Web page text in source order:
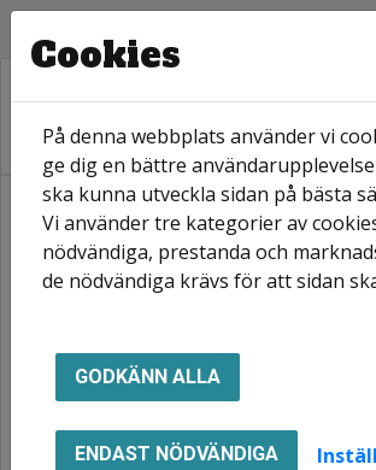
Hem
Nyhetsarkiv
Avvikande öppettider Kristi
Kristi
Himmelsfärdsdag
Cookies
På denna webbplats använder vi
ge dig en bättre
ska kunna utveckla sidan på bästa
Vi använder tre kategorier av
nödvändiga, prestanda och
de nödvändiga krävs för att sidan
GODKÄNN ALLA
ENDAST NÖDVÄNDIGA